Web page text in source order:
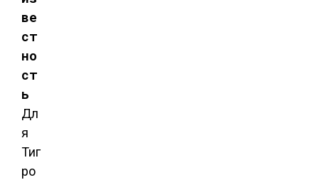
ве
ст
но
ст
ь
Дл
я
Тиг
ро